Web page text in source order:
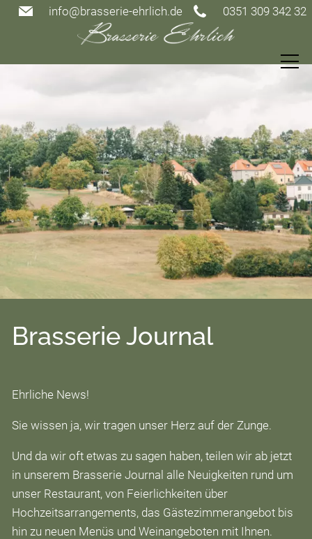
0351 309 342 32
info@brasserie-ehrlich.de
Speisekarte
Restaurant
Gutscheine
Events
Gästezimmer
Ehrliche Feinkost
Auszeichnungen
Brasserie Journal
Die Sprache des Weines
Jobs
Brasserie Journal
Ehrliche News!
Sie wissen ja, wir tragen unser Herz auf der Zunge.
Und da wir oft etwas zu sagen haben, teilen wir ab jetzt
in unserem Brasserie Journal alle Neuigkeiten rund um
unser Restaurant, von Feierlichkeiten über
Hochzeitsarrangements, das Gästezimmerangebot bis
hin zu neuen Menüs und Weinangeboten mit Ihnen.